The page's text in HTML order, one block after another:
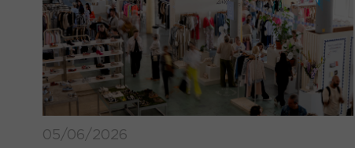
05/06/2026